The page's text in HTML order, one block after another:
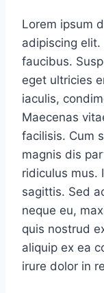
Lorem ipsum
adipiscing
faucibus.
eget ultricies
iaculis,
Maecenas
facilisis. Cum
magnis dis
ridiculus mus.
sagittis. Sed
neque eu,
quis nostrud
aliquip ex ea
irure dolor in